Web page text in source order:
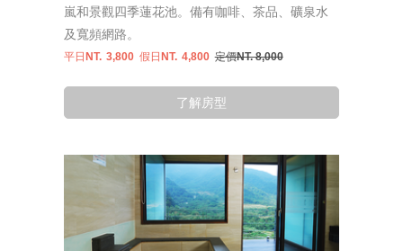
嵐和景觀四季蓮花池。備有咖啡、茶品、礦泉水
及寬頻網路。
平日NT. 3,800 假日NT. 4,800定價NT. 8,000
了解房型